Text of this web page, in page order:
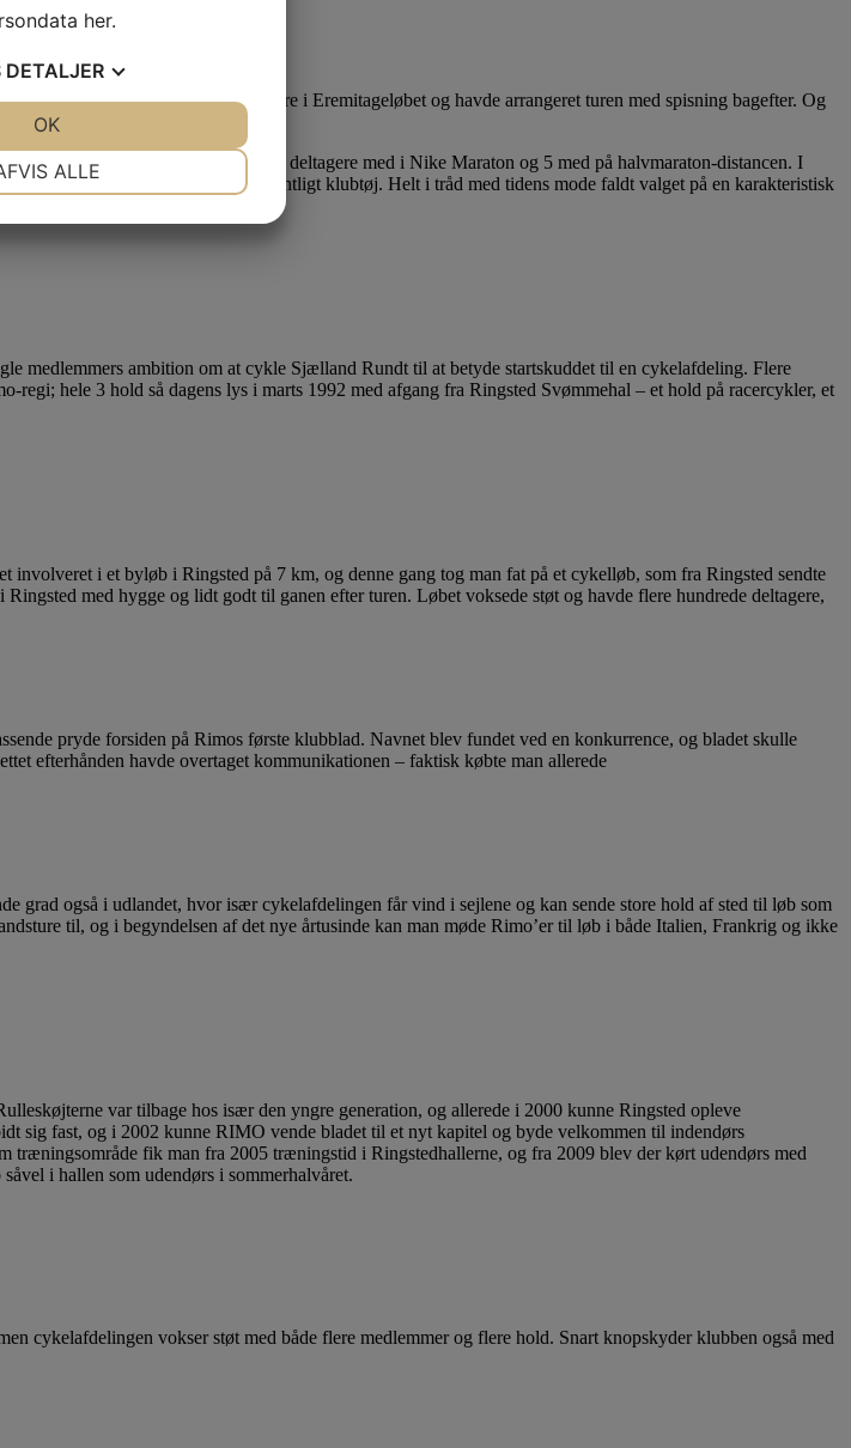
Rimo således med 55 deltagere i Eremitageløbet og havde arrangeret turen med spisning bagefter. Og
ikke noget. I 1983 havde Rimo 6 deltagere med i Nike Maraton og 5 med på halvmaraton-distancen. I
at klubben skulle investere i egentligt klubtøj. Helt i tråd med tidens mode faldt valget på en karakteristisk
medlemmers ambition om at cykle Sjælland Rundt til at betyde startskuddet til en cykelafdeling. Flere
hele 3 hold så dagens lys i marts 1992 med afgang fra Ringsted Svømmehal – et hold på racercykler, et
i et byløb i Ringsted på 7 km, og denne gang tog man fat på et cykelløb, som fra Ringsted sendte
med hygge og lidt godt til ganen efter turen. Løbet voksede støt og havde flere hundrede deltagere,
pryde forsiden på Rimos første klubblad. Navnet blev fundet ved en konkurrence, og bladet skulle
efterhånden havde overtaget kommunikationen – faktisk købte man allerede
grad også i udlandet, hvor især cykelafdelingen får vind i sejlene og kan sende store hold af sted til løb som
til, og i begyndelsen af det nye årtusinde kan man møde Rimo’er til løb i både Italien, Frankrig og ikke
var tilbage hos især den yngre generation, og allerede i 2000 kunne Ringsted opleve
sig fast, og i 2002 kunne RIMO vende bladet til et nyt kapitel og byde velkommen til indendørs
træningsområde fik man fra 2005 træningstid i Ringstedhallerne, og fra 2009 blev der kørt udendørs med
i hallen som udendørs i sommerhalvåret.
cykelafdelingen vokser støt med både flere medlemmer og flere hold. Snart knopskyder klubben også med
her.
DETALJER
ALLE
OK